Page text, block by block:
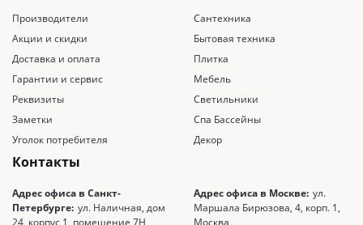
Производители
Акции и скидки
Доставка и оплата
Гарантии и сервис
Реквизиты
Заметки
Уголок потребителя
Сантехника
Бытовая техника
Плитка
Мебель
Светильники
Спа Бассейны
Декор
Контакты
Адрес офиса в Санкт-
Петербурге: ул. Наличная, дом
24, корпус 1, помещение 7Н
Адрес офиса в Москве: ул.
Маршала Бирюзова, 4, корп. 1,
Москва